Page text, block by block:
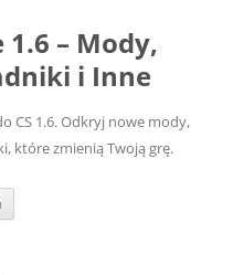
– Mody,
i Inne
CS 1.6. Odkryj nowe mody,
które zmienią Twoją grę.